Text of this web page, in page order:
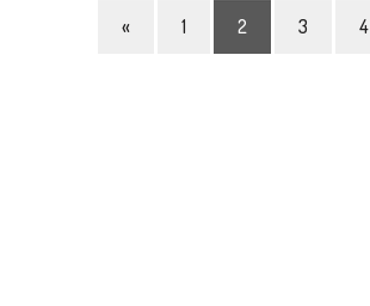
« 1 2 3 4